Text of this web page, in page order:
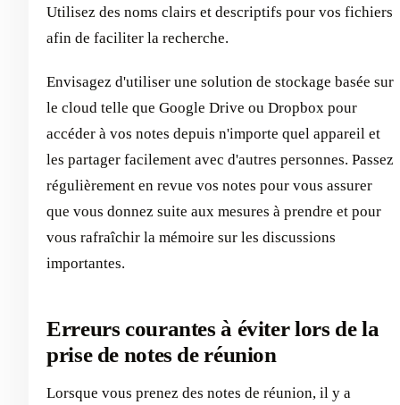
Utilisez des noms clairs et descriptifs pour vos fichiers
afin de faciliter la recherche.
Envisagez d'utiliser une solution de stockage basée sur
le cloud telle que Google Drive ou Dropbox pour
accéder à vos notes depuis n'importe quel appareil et
les partager facilement avec d'autres personnes. Passez
régulièrement en revue vos notes pour vous assurer
que vous donnez suite aux mesures à prendre et pour
vous rafraîchir la mémoire sur les discussions
importantes.
Erreurs courantes à éviter lors de la
prise de notes de réunion
Lorsque vous prenez des notes de réunion, il y a